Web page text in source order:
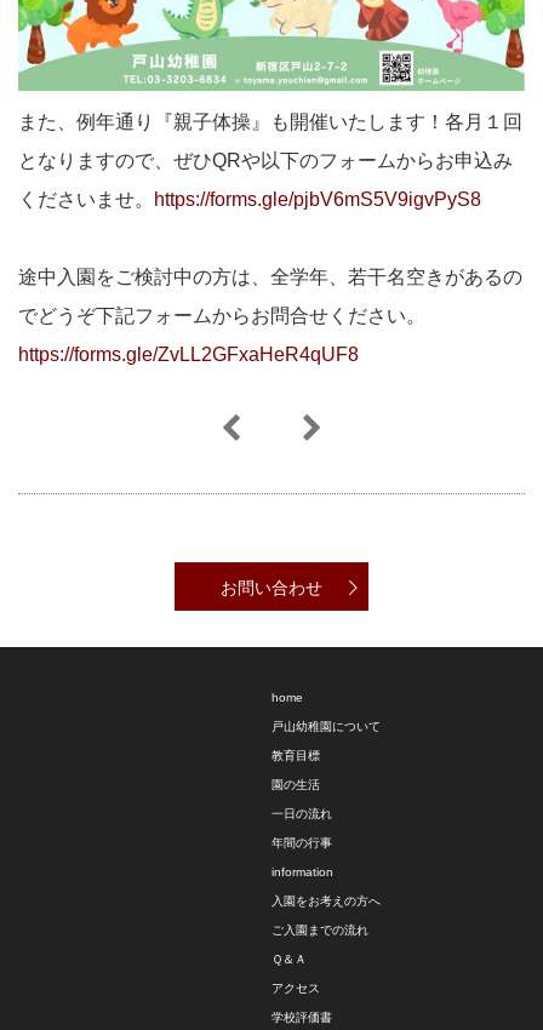
また、例年通り『親子体操』も開催いたします！各月１回
となりますので、ぜひQRや以下のフォームからお申込み
くださいませ。
https://forms.gle/pjbV6mS5V9igvPyS8
途中入園をご検討中の方は、全学年、若干名空きがあるの
でどうぞ下記フォームからお問合せください。
https://forms.gle/ZvLL2GFxaHeR4qUF8
お問い合わせ
home
戸山幼稚園について
教育目標
園の生活
一日の流れ
年間の行事
information
入園をお考えの方へ
ご入園までの流れ
Ｑ＆Ａ
アクセス
学校評価書